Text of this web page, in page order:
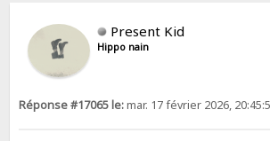
Present Kid
Hippo nain
Réponse #17065 le:mar. 17 février 2026,